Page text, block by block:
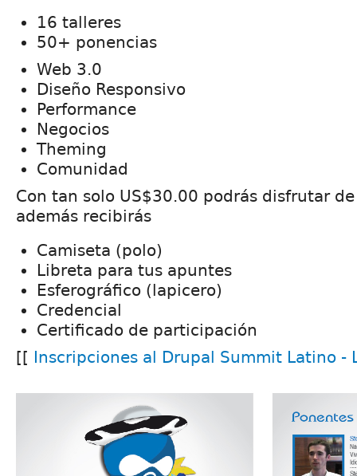
16 talleres
50+ ponencias
Web 3.0
Diseño Responsivo
Performance
Negocios
Theming
Comunidad
Con tan solo US$30.00 podrás disfrutar
además recibirás
Camiseta (polo)
Libreta para tus apuntes
Esferográfico (lapicero)
Credencial
Certificado de participación
[[ Inscripciones al Drupal Summit Latino -